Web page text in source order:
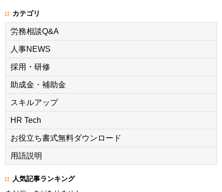
カテゴリ
労務相談Q&A
人事NEWS
採用・研修
助成金・補助金
スキルアップ
HR Tech
お役立ち書式無料ダウンロード
用語説明
人気記事ランキング